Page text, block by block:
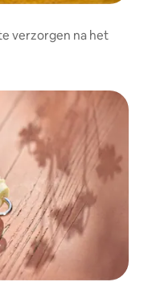
verzorgen na het